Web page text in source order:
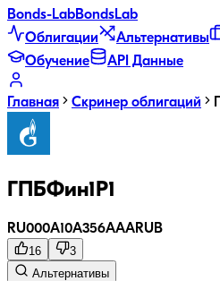
Bonds-LabBondsLab
Облигации
Альтернативы
Обучение
API Данные
Главная Скринер облигаций
ГПБФин1Р1
RU000A10A356AAARUB
16
3
Альтернативы